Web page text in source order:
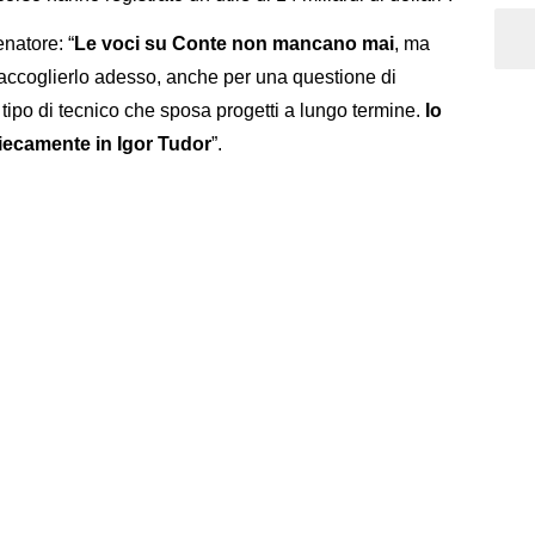
“Le voci su Conte non mancano mai, ma
adesso, anche per una questione di
di tecnico che sposa progetti a lungo termine. Io
in Igor Tudor”.